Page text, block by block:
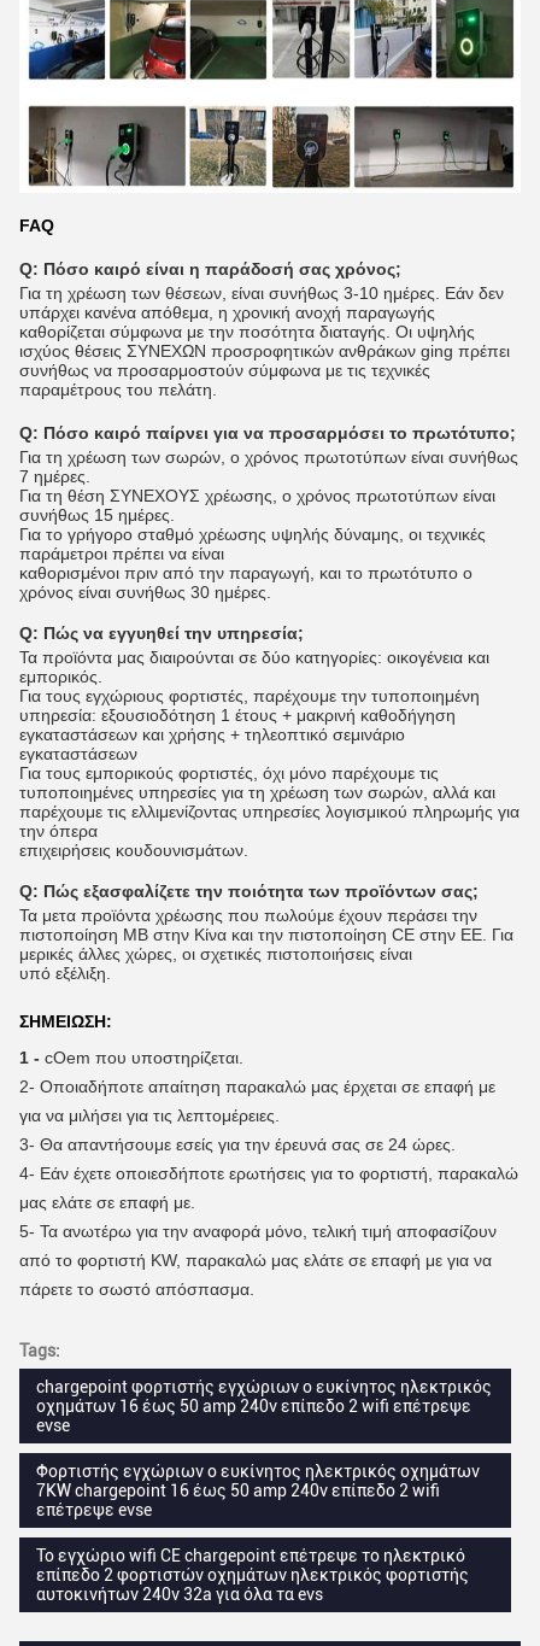
FAQ
Q: Πόσο καιρό είναι η παράδοσή σας χρόνος;
Για τη χρέωση των θέσεων, είναι συνήθως 3-10 ημέρες. Εάν δεν
υπάρχει κανένα απόθεμα, η χρονική ανοχή παραγωγής
καθορίζεται σύμφωνα με την ποσότητα διαταγής. Οι υψηλής
ισχύος θέσεις ΣΥΝΕΧΩΝ προσροφητικών ανθράκων ging πρέπει
συνήθως να προσαρμοστούν σύμφωνα με τις τεχνικές
παραμέτρους του πελάτη.
Q: Πόσο καιρό παίρνει για να προσαρμόσει το πρωτότυπο;
Για τη χρέωση των σωρών, ο χρόνος πρωτοτύπων είναι συνήθως
7 ημέρες.
Για τη θέση ΣΥΝΕΧΟΥΣ χρέωσης, ο χρόνος πρωτοτύπων είναι
συνήθως 15 ημέρες.
Για το γρήγορο σταθμό χρέωσης υψηλής δύναμης, οι τεχνικές
παράμετροι πρέπει να είναι
καθορισμένοι πριν από την παραγωγή, και το πρωτότυπο ο
χρόνος είναι συνήθως 30 ημέρες.
Q: Πώς να εγγυηθεί την υπηρεσία;
Τα προϊόντα μας διαιρούνται σε δύο κατηγορίες: οικογένεια και
εμπορικός.
Για τους εγχώριους φορτιστές, παρέχουμε την τυποποιημένη
υπηρεσία: εξουσιοδότηση 1 έτους + μακρινή καθοδήγηση
εγκαταστάσεων και χρήσης + τηλεοπτικό σεμινάριο
εγκαταστάσεων
Για τους εμπορικούς φορτιστές, όχι μόνο παρέχουμε τις
τυποποιημένες υπηρεσίες για τη χρέωση των σωρών, αλλά και
παρέχουμε τις ελλιμενίζοντας υπηρεσίες λογισμικού πληρωμής για
την όπερα
επιχειρήσεις κουδουνισμάτων.
Q: Πώς εξασφαλίζετε την ποιότητα των προϊόντων σας;
Τα μετα προϊόντα χρέωσης που πωλούμε έχουν περάσει την
πιστοποίηση ΜΒ στην Κίνα και την πιστοποίηση CE στην ΕΕ. Για
μερικές άλλες χώρες, οι σχετικές πιστοποιήσεις είναι
υπό εξέλιξη.
ΣΗΜΕΙΩΣΗ:
1 - cOem που υποστηρίζεται.
2- Οποιαδήποτε απαίτηση παρακαλώ μας έρχεται σε επαφή με
για να μιλήσει για τις λεπτομέρειες.
3- Θα απαντήσουμε εσείς για την έρευνά σας σε 24 ώρες.
4- Εάν έχετε οποιεσδήποτε ερωτήσεις για το φορτιστή, παρακαλώ
μας ελάτε σε επαφή με.
5- Τα ανωτέρω για την αναφορά μόνο, τελική τιμή αποφασίζουν
από το φορτιστή KW, παρακαλώ μας ελάτε σε επαφή με για να
πάρετε το σωστό απόσπασμα.
Tags:
chargepoint φορτιστής εγχώριων ο ευκίνητος ηλεκτρικός
οχημάτων 16 έως 50 amp 240v επίπεδο 2 wifi επέτρεψε
evse
Φορτιστής εγχώριων ο ευκίνητος ηλεκτρικός οχημάτων
7KW chargepoint 16 έως 50 amp 240v επίπεδο 2 wifi
επέτρεψε evse
Το εγχώριο wifi CE chargepoint επέτρεψε το ηλεκτρικό
επίπεδο 2 φορτιστών οχημάτων ηλεκτρικός φορτιστής
αυτοκινήτων 240v 32a για όλα τα evs